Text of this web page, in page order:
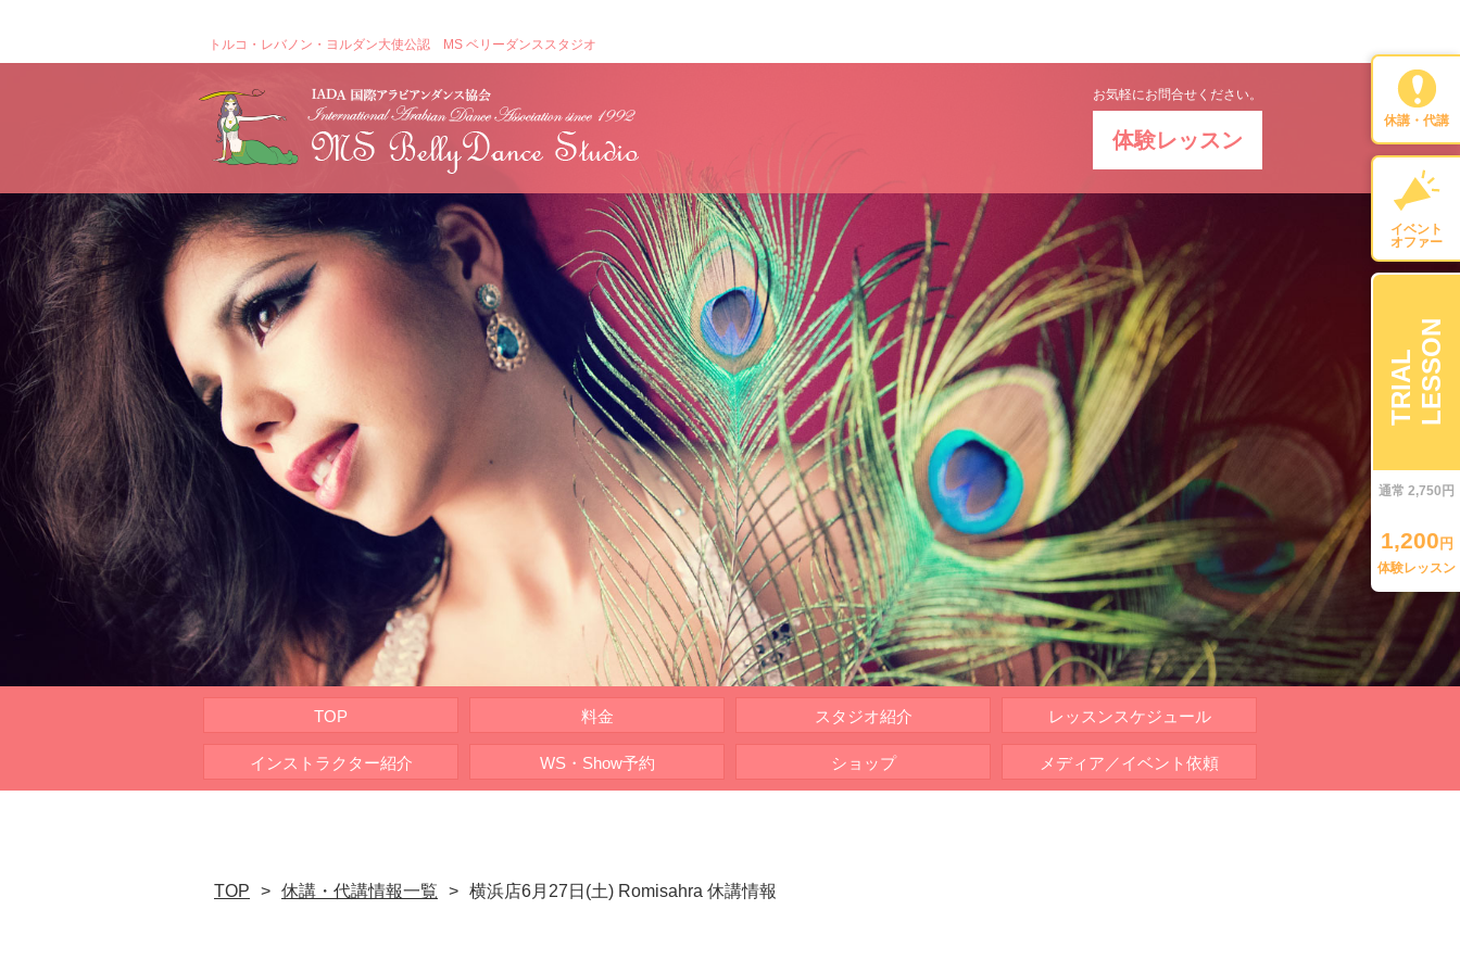
トルコ・レバノン・ヨルダン大使公認 MS ベリーダンススタジオ
お気軽にお問合せください。
体験レッスン
TOP 料金 スタジオ紹介 レッスンスケジュール
インストラクター紹介 WS・Show予約 ショップ メディア／イベント依頼
TOP 休講・代講情報一覧 横浜店6月27日(土) Romisahra 休講情報
休講・代講
イベント
オファー
TRIALLESSON
通常 2,750円
1,200 円
体験レッスン